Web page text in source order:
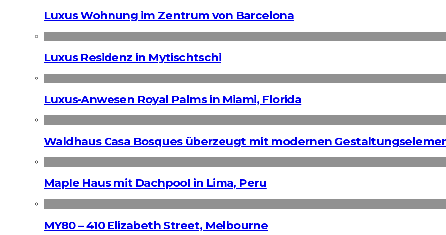
Luxus Wohnung im Zentrum von Barcelona
Luxus Residenz in Mytischtschi
Luxus-Anwesen Royal Palms in Miami, Florida
Waldhaus Casa Bosques überzeugt mit modernen
Maple Haus mit Dachpool in Lima, Peru
MY80 – 410 Elizabeth Street, Melbourne